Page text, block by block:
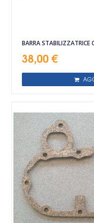
BARRA
38,00 €